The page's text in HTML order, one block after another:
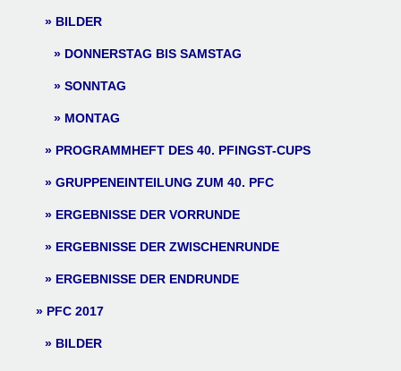
BILDER
DONNERSTAG BIS SAMSTAG
SONNTAG
MONTAG
PROGRAMMHEFT DES 40. PFINGST-CUPS
GRUPPENEINTEILUNG ZUM 40. PFC
ERGEBNISSE DER VORRUNDE
ERGEBNISSE DER ZWISCHENRUNDE
ERGEBNISSE DER ENDRUNDE
PFC 2017
BILDER